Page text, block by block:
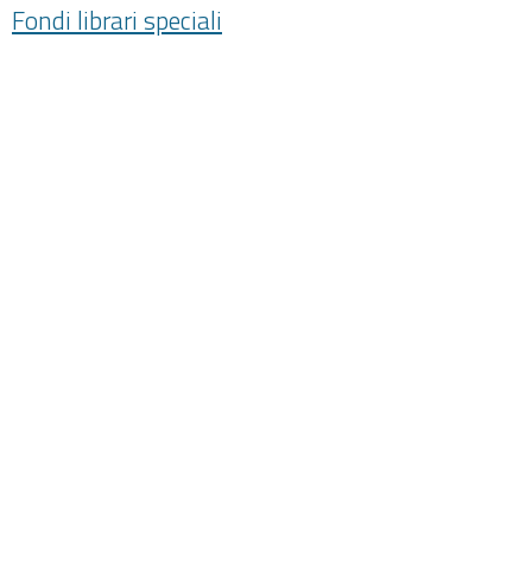
Fondi librari speciali